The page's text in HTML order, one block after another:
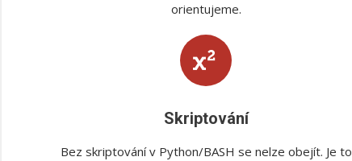
orientujeme.
Skriptování
Bez skriptování v Python/BASH se nelze obejít. Je to